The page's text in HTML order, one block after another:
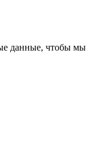
данные, чтобы мы